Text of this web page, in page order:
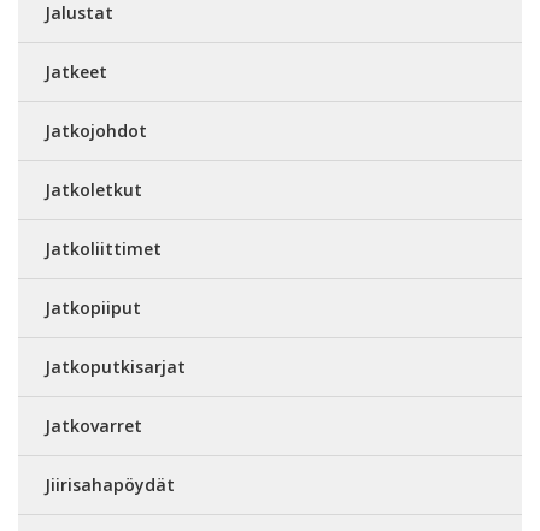
Jalustat
Jatkeet
Jatkojohdot
Jatkoletkut
Jatkoliittimet
Jatkopiiput
Jatkoputkisarjat
Jatkovarret
Jiirisahapöydät